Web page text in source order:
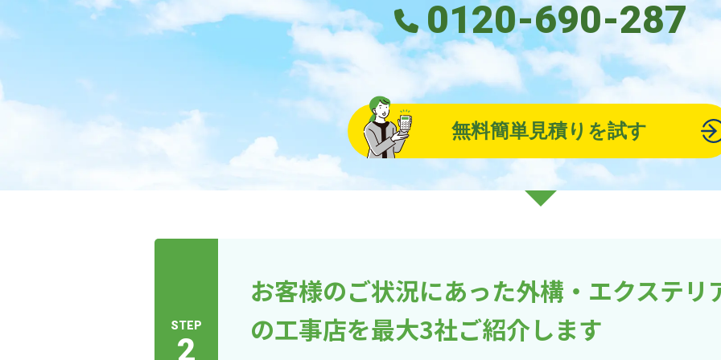
0120-690-287
無料簡単見積りを試す
STEP
2
お客様のご状況にあった外構・エクステリ
の工事店を最大3社ご紹介します